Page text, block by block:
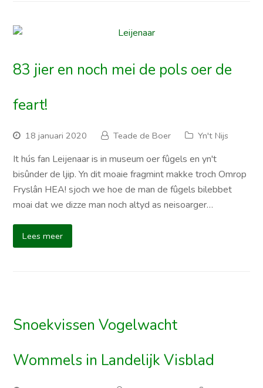
83 jier en noch mei de pols oer de
feart!
18 januari 2020 Teade de Boer Yn't Nijs
It hús fan Leijenaar is in museum oer fûgels en yn't
bisûnder de ljip. Yn dit moaie fragmint makke troch Omrop
Fryslân HEA! sjoch we hoe de man de fûgels bilebbet
moai dat we dizze man noch altyd as neisoarger…
Lees meer
Snoekvissen Vogelwacht
Wommels in Landelijk Visblad